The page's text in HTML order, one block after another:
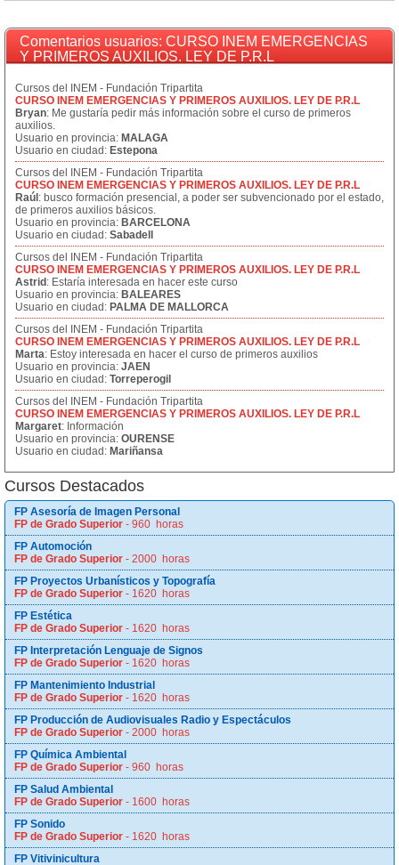
Comentarios usuarios: CURSO INEM EMERGENCIAS
Y PRIMEROS AUXILIOS. LEY DE P.R.L
Cursos del INEM - Fundación Tripartita
CURSO INEM EMERGENCIAS Y PRIMEROS AUXILIOS. LEY DE P.R.L
Bryan: Me gustaría pedir más información sobre el curso de primeros
auxilios.
Usuario en provincia: MALAGA
Usuario en ciudad: Estepona
Cursos del INEM - Fundación Tripartita
CURSO INEM EMERGENCIAS Y PRIMEROS AUXILIOS. LEY DE P.R.L
Raúl : busco formación presencial, a poder ser subvencionado por el estado,
de primeros auxilios básicos.
Usuario en provincia: BARCELONA
Usuario en ciudad: Sabadell
Cursos del INEM - Fundación Tripartita
CURSO INEM EMERGENCIAS Y PRIMEROS AUXILIOS. LEY DE P.R.L
Astrid : Estaría interesada en hacer este curso
Usuario en provincia: BALEARES
Usuario en ciudad: PALMA DE MALLORCA
Cursos del INEM - Fundación Tripartita
CURSO INEM EMERGENCIAS Y PRIMEROS AUXILIOS. LEY DE P.R.L
Marta: Estoy interesada en hacer el curso de primeros auxilios
Usuario en provincia: JAEN
Usuario en ciudad: Torreperogil
Cursos del INEM - Fundación Tripartita
CURSO INEM EMERGENCIAS Y PRIMEROS AUXILIOS. LEY DE P.R.L
Margaret: Información
Usuario en provincia: OURENSE
Usuario en ciudad: Mariñansa
Cursos Destacados
FP Asesoría de Imagen Personal
FP de Grado Superior - 960 horas
FP Automoción
FP de Grado Superior - 2000 horas
FP Proyectos Urbanísticos y Topografía
FP de Grado Superior - 1620 horas
FP Estética
FP de Grado Superior - 1620 horas
FP Interpretación Lenguaje de Signos
FP de Grado Superior - 1620 horas
FP Mantenimiento Industrial
FP de Grado Superior - 1620 horas
FP Producción de Audiovisuales Radio y Espectáculos
FP de Grado Superior - 2000 horas
FP Química Ambiental
FP de Grado Superior - 960 horas
FP Salud Ambiental
FP de Grado Superior - 1600 horas
FP Sonido
FP de Grado Superior - 1620 horas
FP Vitivinicultura